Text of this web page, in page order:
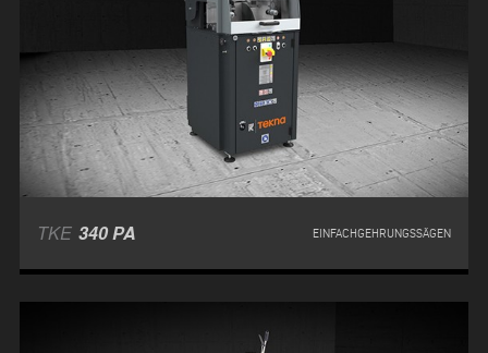
TKE 340 PA EINFACHGEHRUNGSSÄGEN